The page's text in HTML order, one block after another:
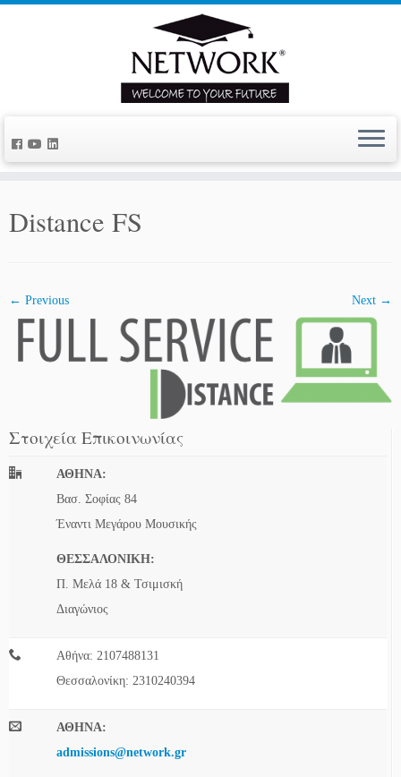
Distance FS
← Previous Next →
Στοιχεία Επικοινωνίας
ΑΘΗΝΑ:
Βασ. Σοφίας 84
Έναντι Μεγάρου Μουσικής
ΘΕΣΣΑΛΟΝΙΚΗ:
Π. Μελά 18 & Τσιμισκή
Διαγώνιος
Αθήνα: 2107488131
Θεσσαλονίκη: 2310240394
ΑΘΗΝΑ:
admissions@network.gr